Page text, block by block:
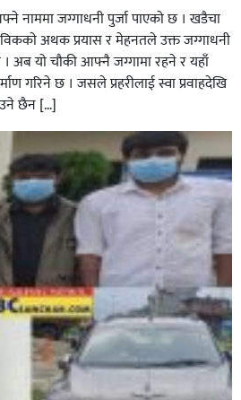
वडा–वडामा विशेष अभियान सञ्चालन
नाममा जग्गाधनी पुर्जा पाएकाे छ । खडैचा
विककाे अथक प्रयास र मेहनतले उक्त जग्गाधनी
। अब याे चाैकी आफ्नै जग्गामा रहने र यहाँ
गरिने छ । जसले प्रहरीलाई स्वा प्रवाहदेखि
छैन […]